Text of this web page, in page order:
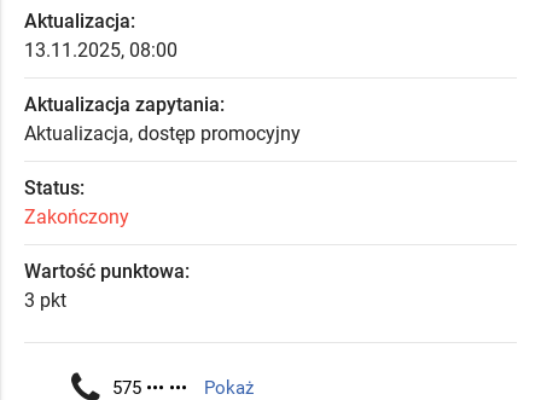
Aktualizacja:
13.11.2025, 08:00
Aktualizacja zapytania:
Aktualizacja, dostęp promocyjny
Status:
Zakończony
Wartość punktowa:
3 pkt
575 ••• ••• Pokaż